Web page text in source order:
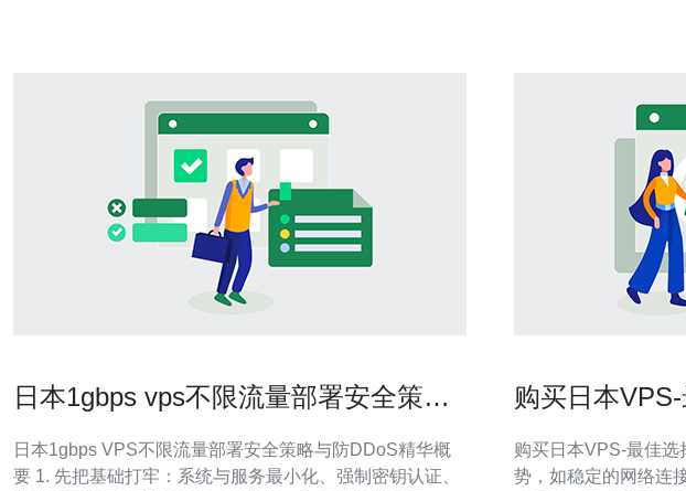
日本1gbps vps不限流量部署安全策略
日本1gbps VPS不限流量部署安全策略与防DDoS精华概
要 1. 先把基础打牢：系统与服务最小化、强制密钥认证、
购买日本
购买日本VPS-最佳选择 日本VPS在亚洲地区拥有独特
势，如稳定的网络连